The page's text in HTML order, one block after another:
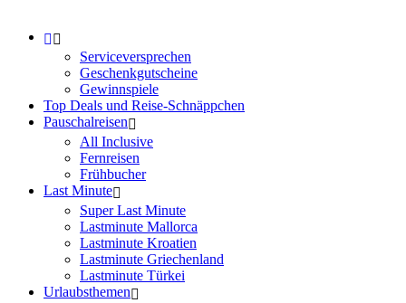
Serviceversprechen
Geschenkgutscheine
Gewinnspiele
Top Deals und Reise-Schnäppchen
Pauschalreisen
All Inclusive
Fernreisen
Frühbucher
Last Minute
Super Last Minute
Lastminute Mallorca
Lastminute Kroatien
Lastminute Griechenland
Lastminute Türkei
Urlaubsthemen